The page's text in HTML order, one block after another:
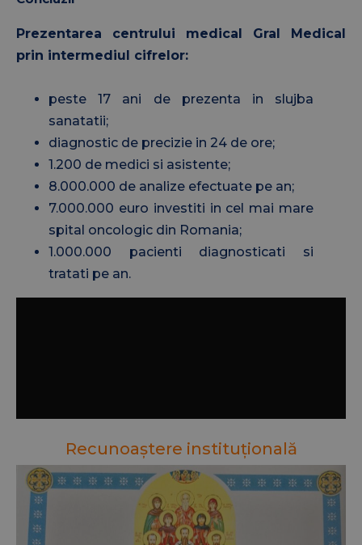
Prezentarea centrului medical Gral Medical
prin intermediul cifrelor:
peste 17 ani de prezenta in slujba
sanatatii;
diagnostic de precizie in 24 de ore;
1.200 de medici si asistente;
8.000.000 de analize efectuate pe an;
7.000.000 euro investiti in cel mai mare
spital oncologic din Romania;
1.000.000 pacienti diagnosticati si
tratati pe an.
Recunoaștere instituțională